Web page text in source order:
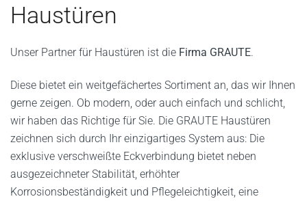
Haustüren
Unser Partner für Haustüren ist die Firma GRAUTE.
Diese bietet ein weitgefächertes Sortiment an, das wir Ihnen
gerne zeigen. Ob modern, oder auch einfach und schlicht,
wir haben das Richtige für Sie. Die GRAUTE Haustüren
zeichnen sich durch Ihr einzigartiges System aus: Die
exklusive verschweißte Eckverbindung bietet neben
ausgezeichneter Stabilität, erhöhter
Korrosionsbeständigkeit und Pflegeleichtigkeit, eine